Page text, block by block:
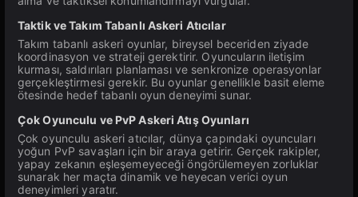
Taktik ve Takım Tabanlı Askeri Atıcılar
Takım tabanlı askeri oyunlar, bireysel beceriden ziyade
koordinasyon ve strateji gerektirir. Oyuncuların iletişim
kurması, saldırıları planlaması ve senkronize operasyonlar
gerçekleştirmesi gerekir. Bu oyunlar genellikle basit eleme
ötesinde hedef tabanlı oyun deneyimi sunar.
Çok Oyunculu ve PvP Askeri Atış Oyunları
Çok oyunculu askeri atıcılar, dünya çapındaki oyuncuları
yoğun PvP savaşları için bir araya getirir. Gerçek rakipler,
yapay zekanın eşleşemeyeceği öngörülemeyen zorluklar
sunarak her maçta dinamik ve heyecan verici oyun
deneyimleri yaratır.